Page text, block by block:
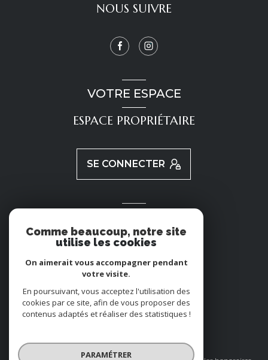
NOUS SUIVRE
VOTRE ESPACE
ESPACE PROPRIÉTAIRE
SE CONNECTER
NOUS ADHÉRONS
© 2026 | Tous droits réservés
Comme beaucoup, notre site
utilise les cookies
On aimerait vous accompagner pendant
votre visite.
En poursuivant, vous acceptez l'utilisation des
cookies par ce site, afin de vous proposer des
contenus adaptés et réaliser des statistiques !
PARAMÉTRER